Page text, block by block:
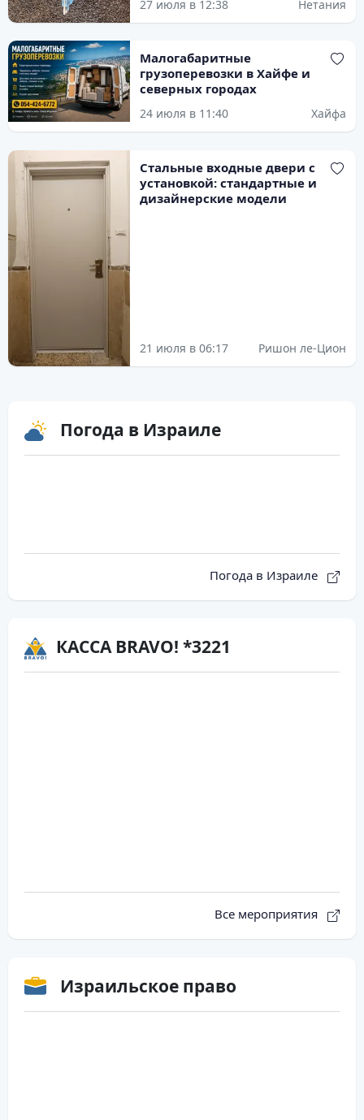
27 июля в 12:38 Нетания
Малогабаритные
грузоперевозки в Хайфе и
северных городах
24 июля в 11:40 Хайфа
Стальные входные двери с
установкой: стандартные и
дизайнерские модели
21 июля в 06:17 Ришон ле-Цион
Погода в Израиле
Погода в Израиле
КАССА BRAVO! *3221
Все мероприятия
Израильское право